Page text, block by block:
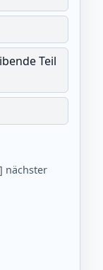
Teil
nächster